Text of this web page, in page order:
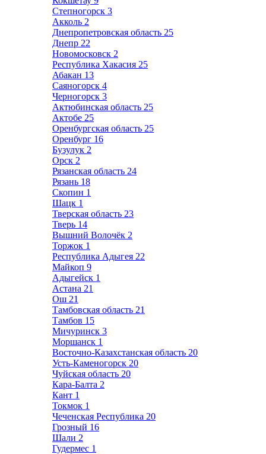
Степногорск 3
Акколь 2
Днепропетровская область 25
Днепр 22
Новомосковск 2
Республика Хакасия 25
Абакан 13
Саяногорск 4
Черногорск 3
Актюбинская область 25
Актобе 25
Оренбургская область 25
Оренбург 16
Бузулук 2
Орск 2
Рязанская область 24
Рязань 18
Скопин 1
Шацк 1
Тверская область 23
Тверь 14
Вышний Волочёк 2
Торжок 1
Республика Адыгея 22
Майкоп 9
Адыгейск 1
Астана 21
Ош 21
Тамбовская область 21
Тамбов 15
Мичуринск 3
Моршанск 1
Восточно-Казахстанская область 20
Усть-Каменогорск 20
Чуйская область 20
Кара-Балта 2
Кант 1
Токмок 1
Чеченская Республика 20
Грозный 16
Шали 2
Гудермес 1